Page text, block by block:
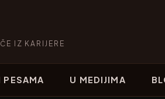
IZ KARIJERE
PESAMA U MEDIJIMA